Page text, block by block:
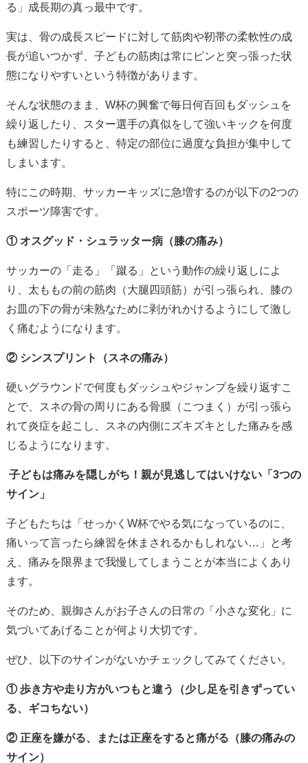
る」成長期の真っ最中です。
実は、骨の成長スピードに対して筋肉や靭帯の柔軟性の成
長が追いつかず、子どもの筋肉は常にピンと突っ張った状
態になりやすいという特徴があります。
そんな状態のまま、W杯の興奮で毎日何百回もダッシュを
繰り返したり、スター選手の真似をして強いキックを何度
も練習したりすると、特定の部位に過度な負担が集中して
しまいます。
特にこの時期、サッカーキッズに急増するのが以下の2つの
スポーツ障害です。
① オスグッド・シュラッター病（膝の痛み）
サッカーの「走る」「蹴る」という動作の繰り返しによ
り、太ももの前の筋肉（大腿四頭筋）が引っ張られ、膝の
お皿の下の骨が未熟なために剥がれかけるようにして激し
く痛むようになります。
② シンスプリント（スネの痛み）
硬いグラウンドで何度もダッシュやジャンプを繰り返すこ
とで、スネの骨の周りにある骨膜（こつまく）が引っ張ら
れて炎症を起こし、スネの内側にズキズキとした痛みを感
じるようになります。
子どもは痛みを隠しがち！親が見逃してはいけない「3つの
サイン」
子どもたちは「せっかくW杯でやる気になっているのに、
痛いって言ったら練習を休まされるかもしれない…」と考
え、痛みを限界まで我慢してしまうことが本当によくあり
ます。
そのため、親御さんがお子さんの日常の「小さな変化」に
気づいてあげることが何より大切です。
ぜひ、以下のサインがないかチェックしてみてください。
① 歩き方や走り方がいつもと違う（少し足を引きずってい
る、ギコちない）
② 正座を嫌がる、または正座をすると痛がる（膝の痛みの
サイン）